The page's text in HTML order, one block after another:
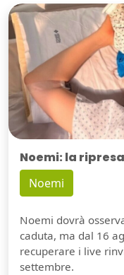
Noemi: la
Noemi
Noemi dovrà
caduta, ma dal 16
recuperare i live
settembre.